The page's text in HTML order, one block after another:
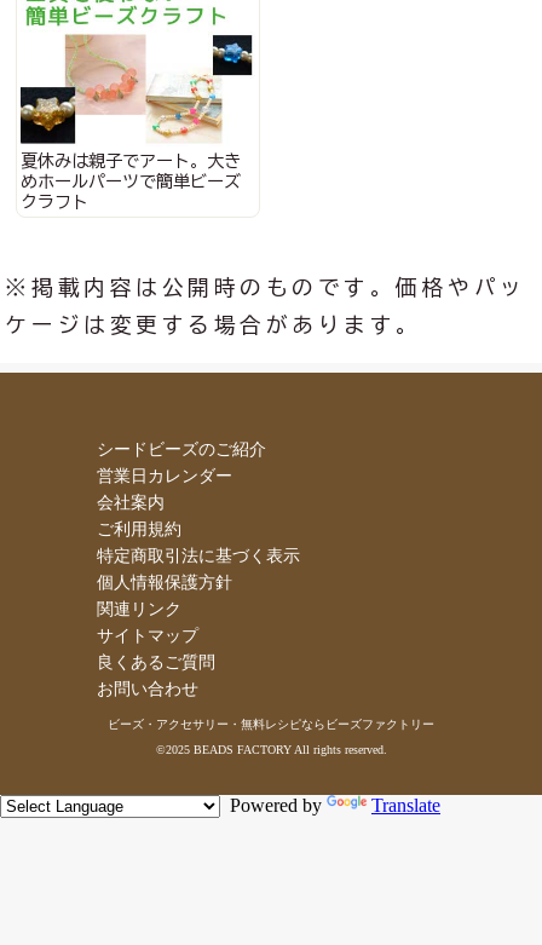
夏休みは親子でアート。大き
めホールパーツで簡単ビーズ
クラフト
※掲載内容は公開時のものです。価格やパッ
ケージは変更する場合があります。
シードビーズのご紹介
営業日カレンダー
会社案内
ご利用規約
特定商取引法に基づく表示
個人情報保護方針
関連リンク
サイトマップ
良くあるご質問
お問い合わせ
ビーズ・アクセサリー・無料レシピならビーズファクトリー
©2025 BEADS FACTORY All rights reserved.
Powered by Translate